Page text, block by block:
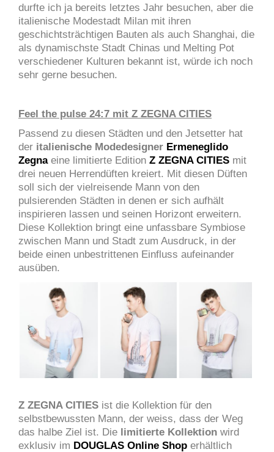
durfte ich ja bereits letztes Jahr besuchen, aber die
italienische Modestadt Milan mit ihren
geschichtsträchtigen Bauten als auch Shanghai, die
als dynamischste Stadt Chinas und Melting Pot
verschiedener Kulturen bekannt ist, würde ich noch
sehr gerne besuchen.
Feel the pulse 24:7 mit Z ZEGNA CITIES
Passend zu diesen Städten und den Jetsetter hat
der italienische Modedesigner Ermeneglido
Zegnaeine limitierte Edition Z ZEGNA CITIES mit
drei neuen Herrendüften kreiert. Mit diesen Düften
soll sich der vielreisende Mann von den
pulsierenden Städten in denen er sich aufhält
inspirieren lassen und seinen Horizont erweitern.
Diese Kollektion bringt eine unfassbare Symbiose
zwischen Mann und Stadt zum Ausdruck, in der
beide einen unbestrittenen Einfluss aufeinander
ausüben.
Z ZEGNA CITIES ist die Kollektion für den
selbstbewussten Mann, der weiss, dass der Weg
das halbe Ziel ist. Die limitierte Kollektion wird
exklusiv im DOUGLAS Online Shop erhältlich